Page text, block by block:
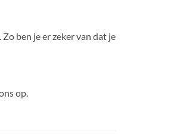
ben je er zeker van dat je
op.